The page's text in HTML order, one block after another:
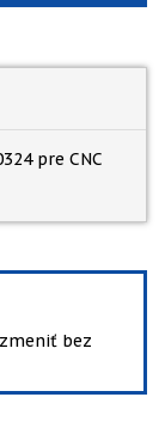
pre CNC
bez